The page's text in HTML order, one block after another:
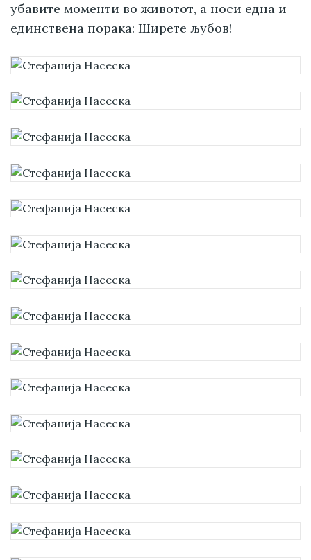
убавите моменти во животот, а носи една и
единствена порака: Ширете љубов!